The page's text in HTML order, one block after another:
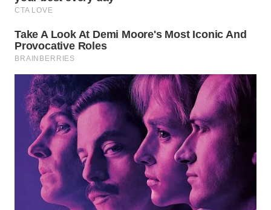
SUMEDANG
CIANJUR
WN
KEPULAUAN
SERIBU
WN
TANGERANG